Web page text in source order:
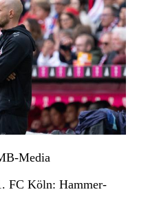
Media
FC Köln: Hammer-